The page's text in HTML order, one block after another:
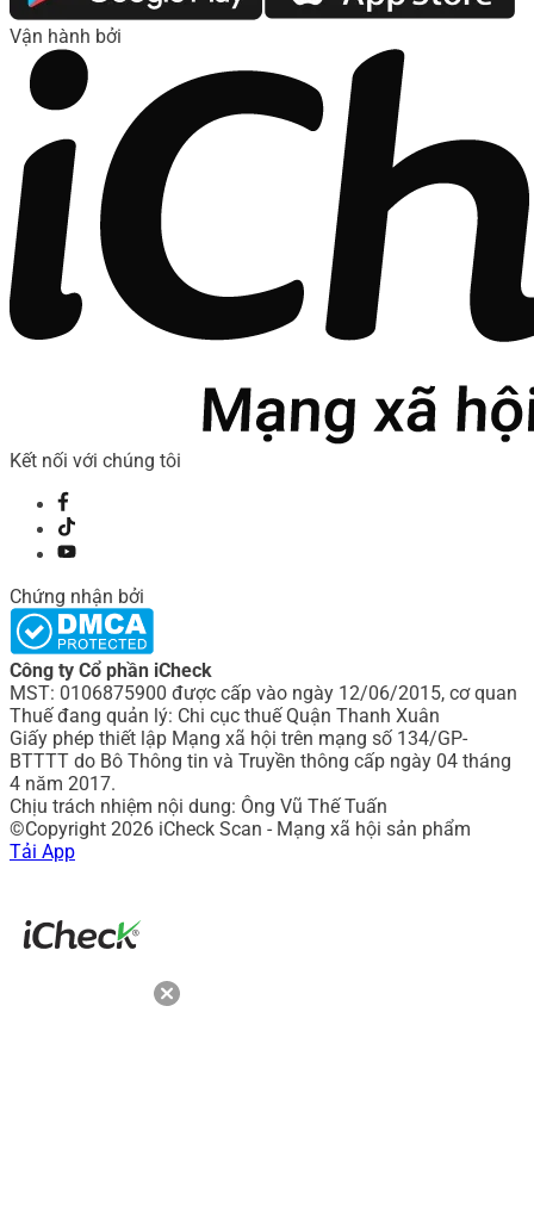
Vận hành bởi
Kết nối với chúng tôi
Chứng nhận bởi
Công ty Cổ phần iCheck
MST: 0106875900 được cấp vào ngày 12/06/2015, cơ quan
Thuế đang quản lý: Chi cục thuế Quận Thanh Xuân
Giấy phép thiết lập Mạng xã hội trên mạng số 134/GP-
BTTTT do Bô Thông tin và Truyền thông cấp ngày 04 tháng
4 năm 2017.
Chịu trách nhiệm nội dung: Ông Vũ Thế Tuấn
©Copyright 2026 iCheck Scan - Mạng xã hội sản phẩm
Tải App